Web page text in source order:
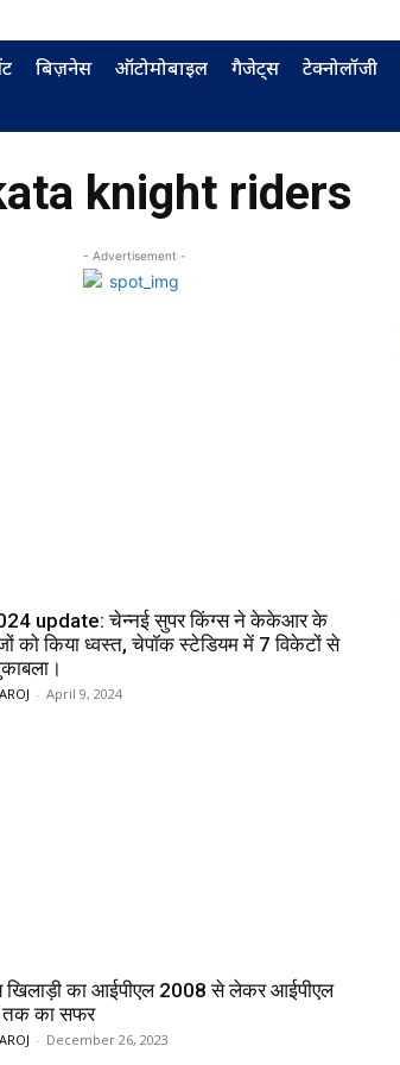
बिज़नेस ऑटोमोबाइल गैजेट्स टेक्नोलॉजी
knight riders
- Advertisement -
update: चेन्नई सुपर किंग्स ने केकेआर के
को किया ध्वस्त, चेपॉक स्टेडियम में 7 विकेटों से
- April 9, 2024
खिलाड़ी का आईपीएल 2008 से लेकर आईपीएल
का सफर
- December 26, 2023